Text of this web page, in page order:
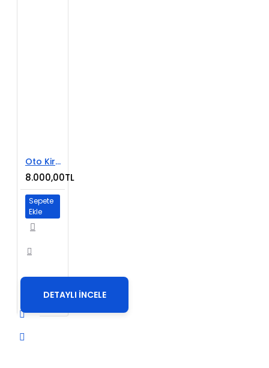
Oto Kiralama E-Ticaret Sitesi
8.000,00TL
Sepete
Ekle
DETAYLI İNCELE